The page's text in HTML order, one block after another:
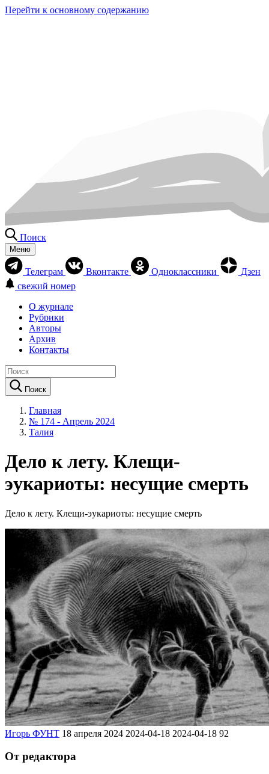
Перейти к основному содержанию
Поиск
Меню
Телеграм Вконтакте Одноклассники
Дзен
свежий номер
О журнале
Рубрики
Авторы
Архив
Контакты
Поиск
Главная
№ 174 - Апрель 2024
Талия
Дело к лету. Клещи-
эукариоты: несущие смерть
Дело к лету. Клещи-эукариоты: несущие смерть
Игорь ФУНТ 18 апреля 2024 2024-04-18 2024-04-18 92
От редактора